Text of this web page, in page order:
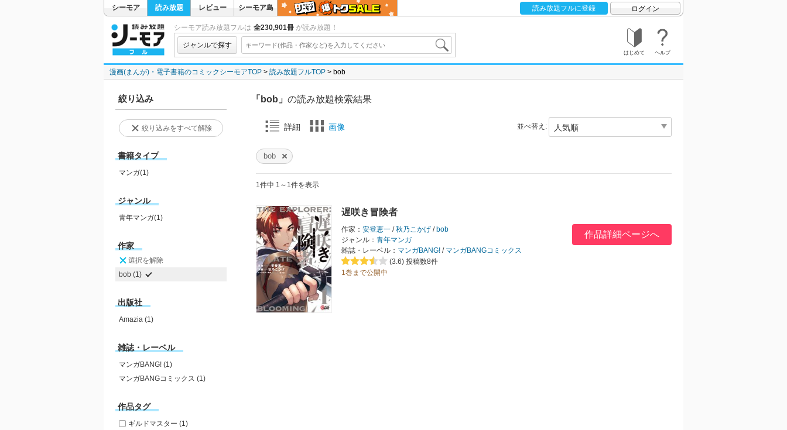
シーモア 読み放題 レビュー シーモア島 読み放題フルに登録 ログイン
シーモア読み放題フルは 全230,901冊 が読み放題！
ジャンルで探す
はじめて ヘルプ
漫画(まんが)・電子書籍のコミックシーモアTOP 読み放題フルTOP bob
絞り込み
絞り込みをすべて解除
書籍タイプ
マンガ(1)
ジャンル
青年マンガ(1)
作家
選択を解除
bob (1)
出版社
Amazia (1)
雑誌・レーベル
マンガBANG! (1)
マンガBANGコミックス (1)
作品タグ
ギルドマスター (1)
「bob」 の読み放題検索結果
詳細 画像 並べ替え:
bob
1件中 1～1件を表示
遅咲き冒険者
作家： 安登恵一 /秋乃こかげ /bob
ジャンル： 青年マンガ
雑誌・レーベル： マンガBANG! / マンガBANGコミックス
(3.6) 投稿数8件
1巻まで公開中
作品詳細ページへ